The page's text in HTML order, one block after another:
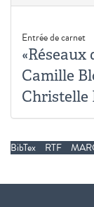
Entrée de carnet
«Réseaux
Camille
Christelle
BibTex RTF